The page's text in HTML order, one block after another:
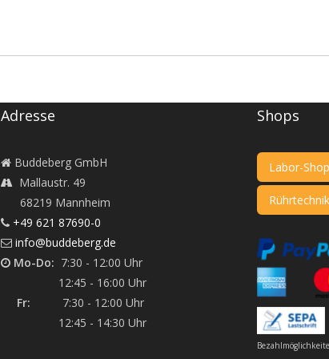
Adresse
Buddeberg GmbH
Mallaustr. 49
68219 Mannheim
+49 621 87690-0
info@buddeberg.de
Mo-Do: 7:30 - 12:00 Uhr
12:45 - 16:00 Uhr
Fr: 7:30 - 12:00 Uhr
12:45 - 14:30 Uhr
Shops
Labor-Shop